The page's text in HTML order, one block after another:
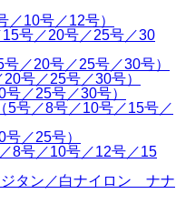
10号／12号）
号／20号／25号／30
／20号／25号／30号）
号／25号／30号）
／25号／30号）
号／8号／10号／15号／
／25号）
号／10号／12号／15
タン／白ナイロン ナナ